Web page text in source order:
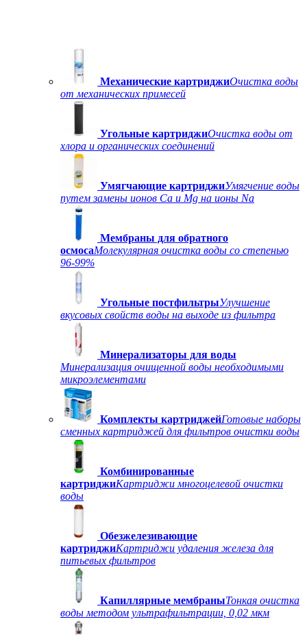
Механические картриджиОчистка воды
от механических примесей
Угольные картриджиОчистка воды от
хлора и органических соединений
Умягчающие картриджиУмягчение воды
путем замены ионов Ca и Mg на ионы Na
Мембраны для обратного
осмосаМолекулярная очистка воды со степенью
96-99%
Угольные постфильтрыУлучшение
вкусовых свойств воды на выходе из фильтра
Минерализаторы для воды
Минерализация очищенной воды необходимыми
микроэлементами
Комплекты картриджейГотовые наборы
сменных картриджей для фильтров очистки воды
Комбинированные
картриджиКартриджи многоцелевой очистки
воды
Обезжелезивающие
картриджиКартриджи удаления железа для
питьевых фильтров
Капиллярные мембраныТонкая очистка
воды методом ультрафильтрации, 0,02 мкм